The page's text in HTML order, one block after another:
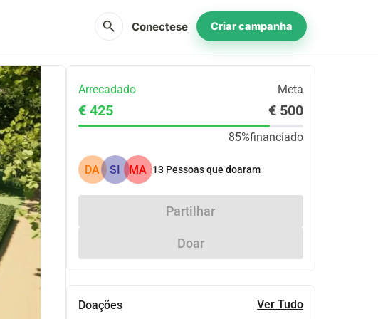
search Conectese Criar campanha
Arrecadado Meta
€ 425 € 500
85%financiado
DA SI MA 13 Pessoas que doaram
Partilhar
Doar
Doações Ver Tudo